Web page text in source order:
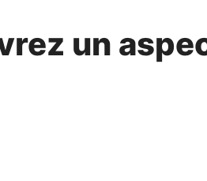
un